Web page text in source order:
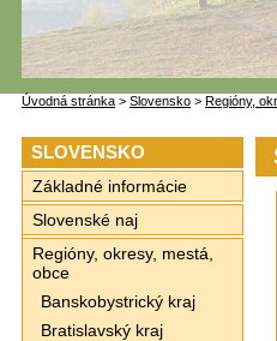
Úvodná stránka > Slovensko > Regióny,
SLOVENSKO
Základné informácie
Slovenské naj
Regióny, okresy, mestá,
obce
Banskobystrický kraj
Bratislavský kraj